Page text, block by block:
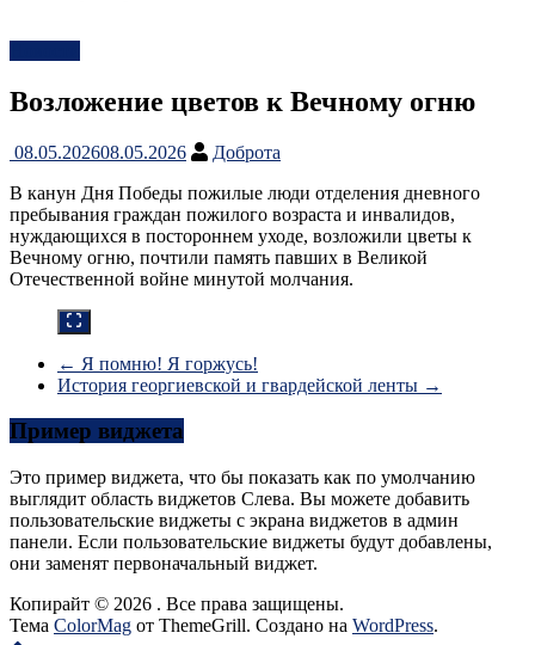
Возложение цветов к Вечному огню
08.05.202608.05.2026
Доброта
В канун Дня Победы пожилые люди отделения дневного
пребывания граждан пожилого возраста и инвалидов,
нуждающихся в постороннем уходе, возложили цветы к
Вечному огню, почтили память павших в Великой
Отечественной войне минутой молчания.
← Я помню! Я горжусь!
История георгиевской и гвардейской ленты →
Пример виджета
Это пример виджета, что бы показать как по умолчанию
выглядит область виджетов Слева. Вы можете добавить
пользовательские виджеты с экрана виджетов в админ
панели. Если пользовательские виджеты будут добавлены,
они заменят первоначальный виджет.
Копирайт © 2026 . Все права защищены.
Тема ColorMag от ThemeGrill. Создано на WordPress.